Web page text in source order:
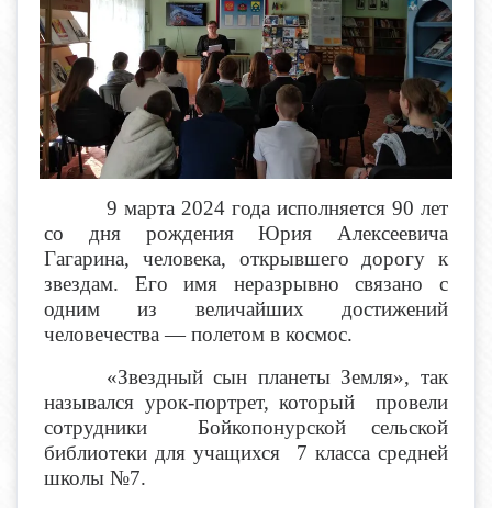
9 марта 2024 года исполняется 90 лет
со дня рождения Юрия Алексеевича
Гагарина, человека, открывшего дорогу к
звездам. Его имя неразрывно связано с
одним из величайших достижений
человечества — полетом в космос.
«Звездный сын планеты Земля», так
назывался урок-портрет, который провели
сотрудники Бойкопонурской сельской
библиотеки для учащихся 7 класса средней
школы №7.